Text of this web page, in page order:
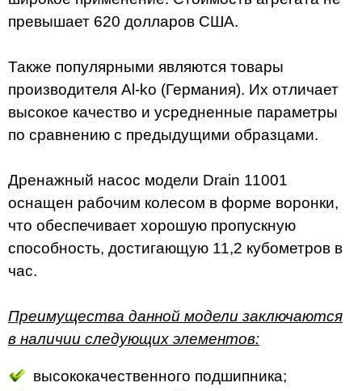
превышает 620 долларов США.
Также популярными являются товары
производителя Al-ko (Германия). Их отличает
высокое качество и усредненные параметры
по сравнению с предыдущими образцами.
Дренажный насос модели Drain 11001
оснащен рабочим колесом в форме воронки,
что обеспечивает хорошую пропускную
способность, достигающую 11,2 кубометров в
час.
Преимущества данной модели заключаются
в наличии следующих элементов:
высококачественного подшипника;